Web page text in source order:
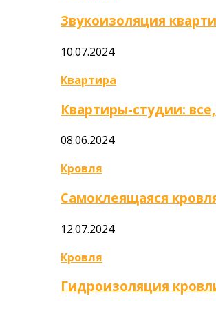
Звукоизоляция
10.07.2024
Квартира
Квартиры-студии:
08.06.2024
Кровля
Самоклеящаяся
12.07.2024
Кровля
Гидроизоляция